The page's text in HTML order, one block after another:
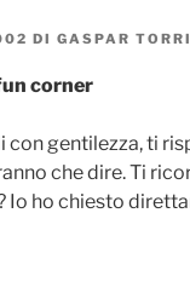
DI GASPAR
corner
con gentilezza, ti
che dire. Ti
Io ho chiesto